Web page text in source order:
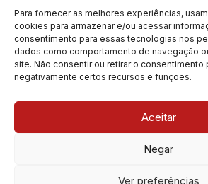
Para fornecer as melhores experiências,
cookies para armazenar e/ou acessar
consentimento para essas tecnologias nos
dados como comportamento de navegação
site. Não consentir ou retirar o consentimento
negativamente certos recursos e funções.
Aceitar
Negar
Ver preferências
Página inicial
Notícias
Filiação
Contato
Denúncias
Copyright © 2026 Sindpd-df |